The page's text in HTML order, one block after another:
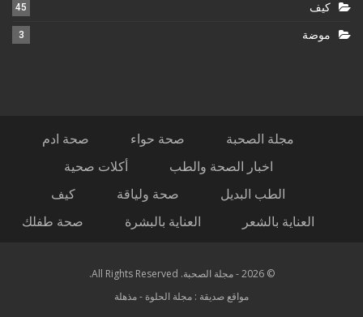
كيف 45
موضة 3
مجلة الصحبة صحة حواء
صحة ادم
اخبار الصحة والطب
أكلات صحية
الطب البديل
صحة ولياقة
كيف
العناية بالشعر
العناية بالبشرة صحة طفلك
© 2026 - مجلة الصحبة. All Rights Reserved.
مواقع صديقة : مجلة الحلوة -مذهلة